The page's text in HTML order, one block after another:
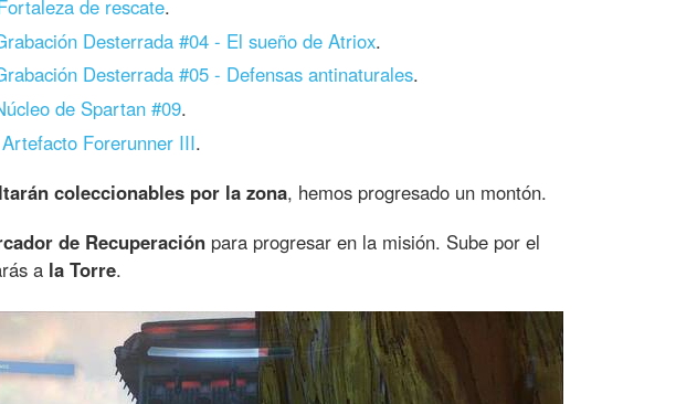
de rescate.
Desterrada #04 - El sueño de Atriox.
Desterrada #05 - Defensas antinaturales.
de Spartan #09.
Artefacto Forerunner III.
coleccionables por la zona, hemos progresado un montón.
de Recuperación para progresar en la misión. Sube por el
a la Torre.